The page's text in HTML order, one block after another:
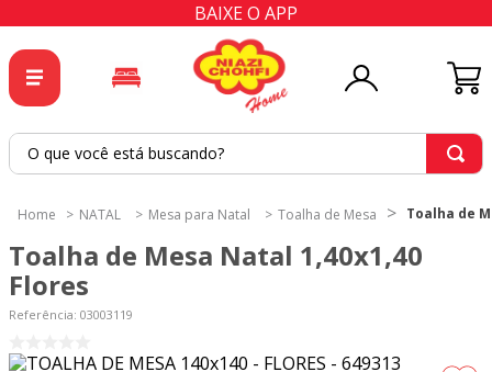
BAIXE O APP
O que você está buscando?
NATAL Mesa para Natal Toalha de Mesa Toalha de
Toalha de Mesa Natal 1,40x1,40
Flores
Referência: 03003119
2º
tapete
cortina